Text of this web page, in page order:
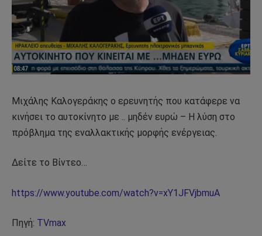
Μιχάλης Καλογεράκης ο ερευνητής που κατάφερε να
κινήσει το αυτοκίνητο με .. μηδέν ευρώ – Η λύση στο
πρόβλημα της εναλλακτικής μορφής ενέργειας.
Δείτε το Βίντεο…
https://www.youtube.com/watch?v=xY1JFVjbmuA
Πηγή: TVmax